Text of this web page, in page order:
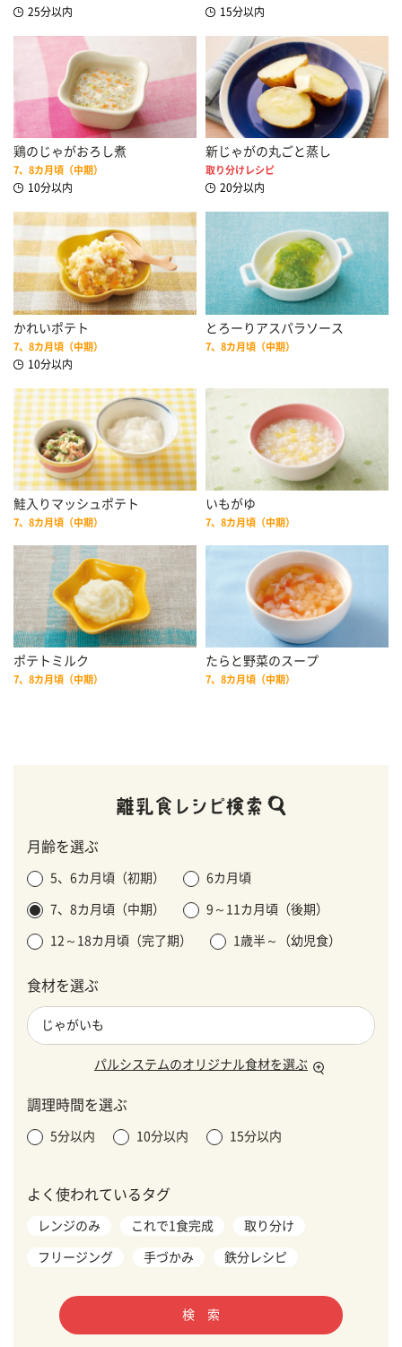
25分以内 15分以内
鶏のじゃがおろし煮
7、8カ月頃（中期）
10分以内
新じゃがの丸ごと蒸し
取り分けレシピ
20分以内
かれいポテト
7、8カ月頃（中期）
10分以内
とろーりアスパラソース
7、8カ月頃（中期）
鮭入りマッシュポテト
7、8カ月頃（中期）
いもがゆ
7、8カ月頃（中期）
ポテトミルク
7、8カ月頃（中期）
たらと野菜のスープ
7、8カ月頃（中期）
月齢を選ぶ
5、6カ月頃（初期） 6カ月頃
7、8カ月頃（中期） 9～11カ月頃（後期）
12～18カ月頃（完了期） 1歳半～（幼児食）
食材を選ぶ
パルシステムのオリジナル食材を選ぶ
調理時間を選ぶ
5分以内 10分以内 15分以内
よく使われているタグ
レンジのみ これで1食完成 取り分け
フリージング 手づかみ 鉄分レシピ
検 索